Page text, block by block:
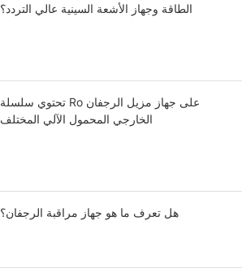
الطاقة وجهاز الأشعة السينية عالي التردد؟
تحتوي سلسلة Ro على جهاز مزيل الرجفان
الخارجي المحمول الآلي المختلف
هل تعرف ما هو جهاز مراقبة الرجفان؟